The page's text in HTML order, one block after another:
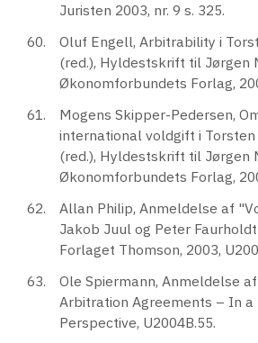
Juristen 2003, nr. 9 s. 325.
Oluf Engell, Arbitrability i
(red.), Hyldestskrift til Jørgen
Økonomforbundets Forlag,
Mogens Skipper-Pedersen,
international voldgift i
(red.), Hyldestskrift til Jørgen
Økonomforbundets Forlag,
Allan Philip, Anmeldelse af
Jakob Juul og Peter
Forlaget Thomson, 2003,
Ole Spiermann, Anmeldelse
Arbitration Agreements – In a
Perspective, U2004B.55.